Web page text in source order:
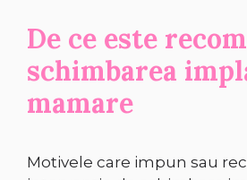
De ce este
schimbarea
mamare
Motivele care impun sau